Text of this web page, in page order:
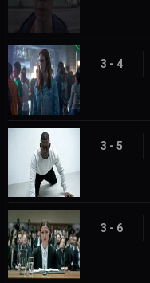
3 - 4
3 - 5
3 - 6